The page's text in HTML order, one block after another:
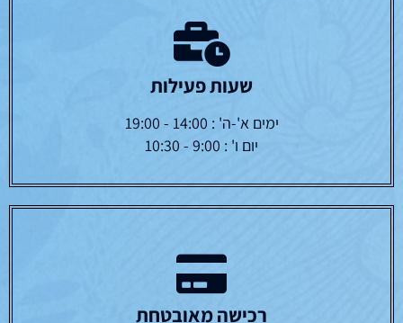
שעות פעילות
ימים א'-ה' : 14:00 - 19:00
יום ו' : 9:00 - 10:30
רכישה מאובטחת